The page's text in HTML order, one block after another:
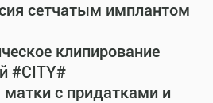
сетчатым имплантом
клипирование
#CITY#
матки с придатками и